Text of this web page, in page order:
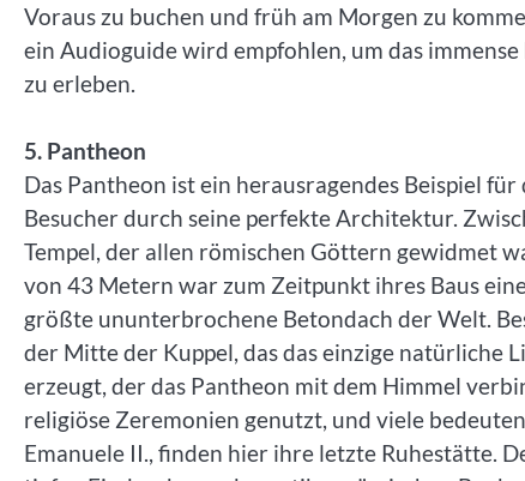
Voraus zu buchen und früh am Morgen zu
ein Audioguide wird empfohlen, um das
zu erleben.
5. Pantheon
Das Pantheon ist ein herausragendes Beispiel
Besucher durch seine perfekte Architektur.
Tempel, der allen römischen Göttern gewidmet
von 43 Metern war zum Zeitpunkt ihres Baus
größte ununterbrochene Betondach der Welt.
der Mitte der Kuppel, das das einzige natürliche
erzeugt, der das Pantheon mit dem Himmel
religiöse Zeremonien genutzt, und viele
Emanuele II., finden hier ihre letzte Ruhestätte.